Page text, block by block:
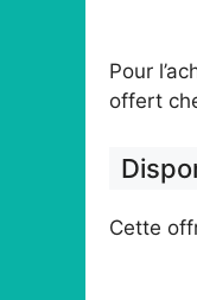
Pour
offert
Cette